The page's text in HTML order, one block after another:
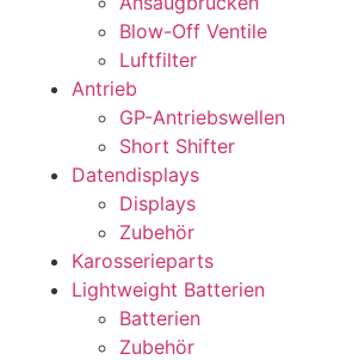
Blow-Off Ventile
Luftfilter
Antrieb
GP-Antriebswellen
Short Shifter
Datendisplays
Displays
Zubehör
Karosserieparts
Lightweight Batterien
Batterien
Zubehör